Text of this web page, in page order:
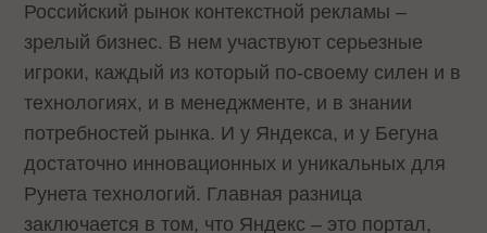
Российский рынок контекстной рекламы –
зрелый бизнес. В нем участвуют серьезные
игроки, каждый из который по-своему силен и в
технологиях, и в менеджменте, и в знании
потребностей рынка. И у Яндекса, и у Бегуна
достаточно инновационных и уникальных для
Рунета технологий. Главная разница
заключается в том, что Яндекс – это портал,